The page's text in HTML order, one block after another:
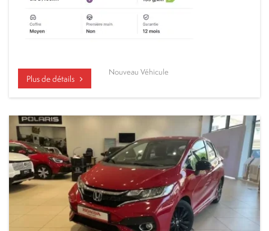
Plus de détails
Nouveau Véhicule